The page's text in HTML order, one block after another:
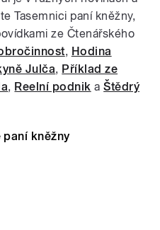
Tasemnici paní kněžny,
ze Čtenářského
, Hodina
Julča, Příklad ze
, Reelní podnik aŠtědrý
paní kněžny